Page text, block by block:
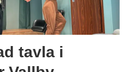
tavla i